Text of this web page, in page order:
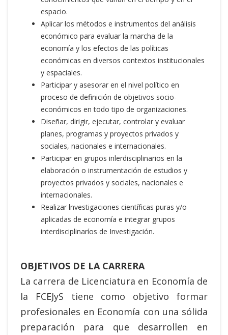
espacio.
Aplicar los métodos e instrumentos del análisis
económico para evaluar la marcha de la
economía y los efectos de las políticas
económicas en diversos contextos institucionales
y espaciales.
Participar y asesorar en el nivel político en
proceso de definición de objetivos socio-
económicos en todo tipo de organizaciones.
Diseñar, dirigir, ejecutar, controlar y evaluar
planes, programas y proyectos privados y
sociales, nacionales e internacionales.
Participar en grupos inlerdisciplinarios en la
elaboración o instrumentación de estudios y
proyectos privados y sociales, nacionales e
internacionales.
Realizar lnvestigaciones científicas puras y/o
aplicadas de economía e integrar grupos
interdisciplinaríos de Investigación.
OBJETIVOS DE LA CARRERA
La carrera de Licenciatura en Economía de
la FCEJyS tiene como objetivo formar
profesionales en Economía con una sólida
preparación para que desarrollen en